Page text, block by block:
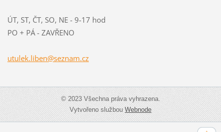
ÚT, ST, ČT, SO, NE - 9-17 hod
PO + PÁ - ZAVŘENO
utulek.liben@seznam.cz
© 2023 Všechna práva vyhrazena.
Vytvořeno službouWebnode